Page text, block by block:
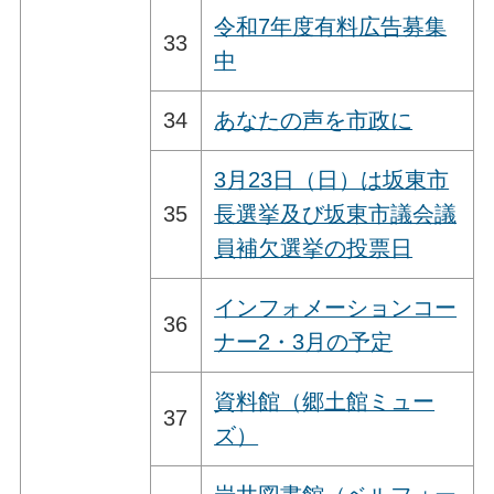
33
令和7年度有料広告募集
中
34 あなたの声を市政に
35
3月23日（日）は坂東市
長選挙及び坂東市議会議
員補欠選挙の投票日
36
インフォメーションコー
ナー2・3月の予定
37
資料館（郷土館ミュー
ズ）